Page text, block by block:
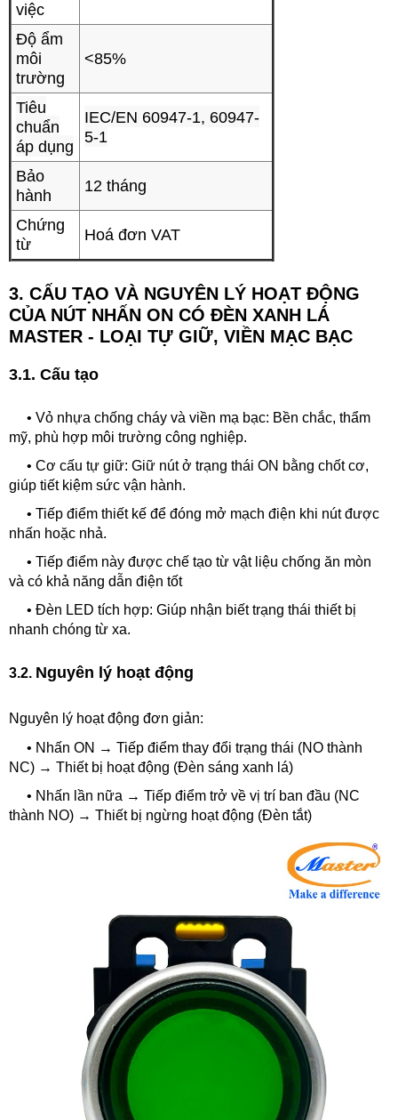
việc
Độ ẩm
môi
trường
<85%
Tiêu
chuẩn
áp dụng
IEC/EN 60947-1, 60947-
5-1
Bảo
hành
12 tháng
Chứng
từ
Hoá đơn VAT
3. CẤU TẠO VÀ NGUYÊN LÝ HOẠT ĐỘNG
CỦA NÚT NHẤN ON CÓ ĐÈN XANH LÁ
MASTER - LOẠI TỰ GIỮ, VIỀN MẠC BẠC
3.1. Cấu tạo
• Vỏ nhựa chống cháy và viền mạ bạc: Bền chắc, thẩm
mỹ, phù hợp môi trường công nghiệp.
• Cơ cấu tự giữ: Giữ nút ở trạng thái ON bằng chốt cơ,
giúp tiết kiệm sức vận hành.
• Tiếp điểm thiết kế để đóng mở mạch điện khi nút được
nhấn hoặc nhả.
• Tiếp điểm này được chế tạo từ vật liệu chống ăn mòn
và có khả năng dẫn điện tốt
• Đèn LED tích hợp: Giúp nhận biết trạng thái thiết bị
nhanh chóng từ xa.
3.2. Nguyên lý hoạt động
Nguyên lý hoạt động đơn giản:
• Nhấn ON → Tiếp điểm thay đổi trạng thái (NO thành
NC) → Thiết bị hoạt động (Đèn sáng xanh lá)
• Nhấn lần nữa → Tiếp điểm trở về vị trí ban đầu (NC
thành NO) → Thiết bị ngừng hoạt động (Đèn tắt)